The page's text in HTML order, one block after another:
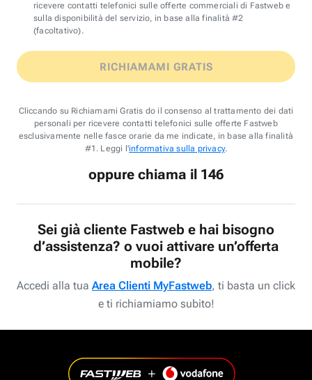
ricevere contatti telefonici sulle offerte commerciali di Fastweb e
sulla disponibilità del servizio, in base alla finalità #2
(facoltativo).
RICHIAMAMI GRATIS
Cliccando su Richiamami Gratis do il consenso al trattamento dei dati
personali per ricevere contatti telefonici sulle offerte Fastweb
esclusivamente nelle fasce orarie da me indicate, in base alla finalità
#1. Leggi l'informativa sulla privacy.
oppure chiama il 146
Sei già cliente Fastweb e hai bisogno
d’assistenza? o vuoi attivare un’offerta
mobile?
Accedi alla tua Area Clienti MyFastweb, ti basta un click
e ti richiamiamo subito!